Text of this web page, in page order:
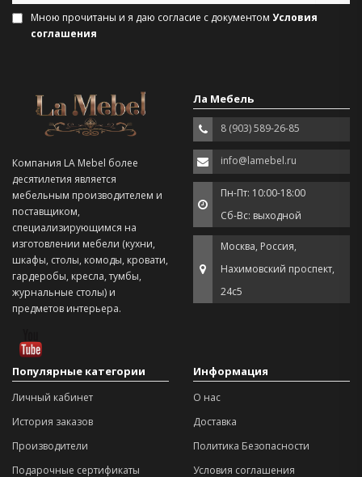
Мною прочитаны и я даю согласие с документом Условия
соглашения
Компания LA Mebel более
десятилетия является
мебельным производителем и
поставщиком,
специализирующимся на
изготовлении мебели (кухни,
шкафы, столы, комоды, кровати,
гардеробы, кресла, тумбы,
журнальные столы) и
предметов интерьера.
Ла Мебель
8 (903) 589-26-85
info@lamebel.ru
Пн-Пт: 10:00-18:00
Сб-Вс: выходной
Москва, Россия,
Нахимовский проспект,
24с5
Популярные категории
Личный кабинет
История заказов
Производители
Подарочные сертификаты
Информация
О нас
Доставка
Политика Безопасности
Условия соглашения